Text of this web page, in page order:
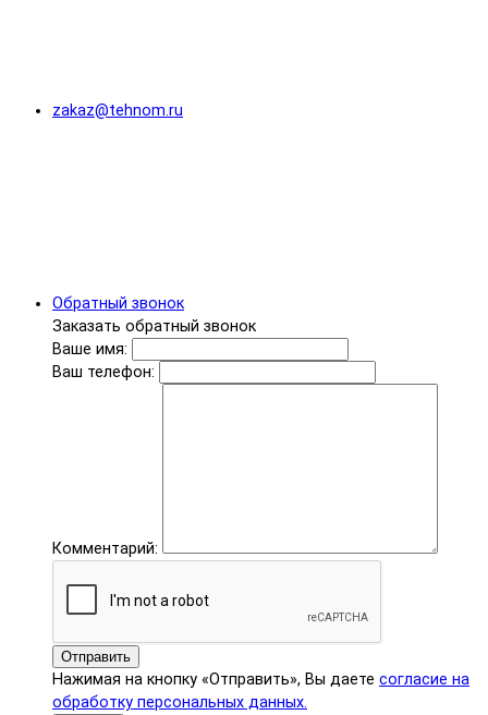
zakaz@tehnom.ru
Обратный звонок
Заказать обратный звонок
Ваше имя:
Ваш телефон:
Комментарий:
Отправить
Нажимая на кнопку «Отправить», Вы даете согласие на
обработку персональных данных.